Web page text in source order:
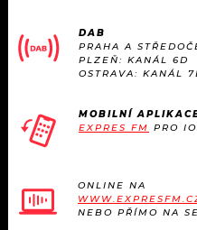
DAB
PRAHA A
PLZEŇ: KANÁL 6D
OSTRAVA: KANÁL
MOBILNÍ
EXPRES FM PRO
ONLINE NA
NEBO PŘÍMO NA